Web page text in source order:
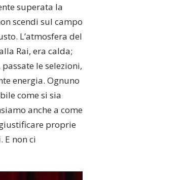
superata la
scendi sul campo
L’atmosfera del
Rai, era calda;
le selezioni,
energia. Ognuno
come si sia
anche a come
proprie
E non ci